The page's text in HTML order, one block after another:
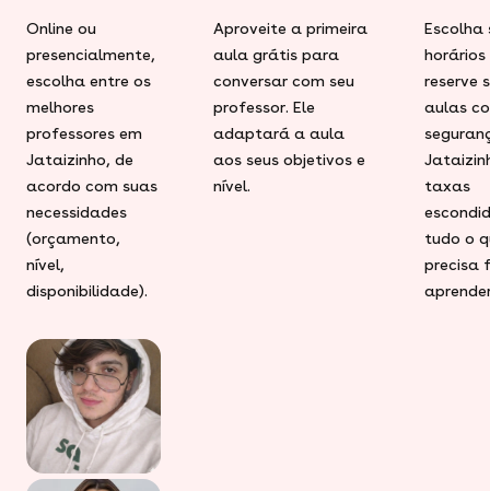
Online ou
presencialmente,
escolha entre os
melhores
professores em
Jataizinho, de
acordo com suas
necessidades
(orçamento,
nível,
disponibilidade).
Aproveite a primeira
aula grátis para
conversar com seu
professor. Ele
adaptará a aula
aos seus objetivos e
nível.
Escolha
horários
reserve
aulas
taxas
tudo o
precisa